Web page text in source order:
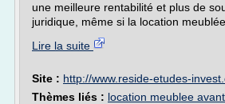
une meilleure rentabilité et plus de
juridique, même si la location
Lire la suite
Site : http://www.reside-etudes-
Thèmes liés : location meublee